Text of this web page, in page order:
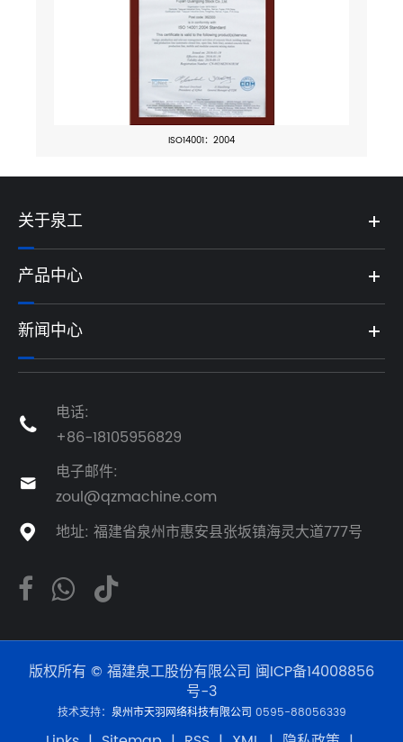
ISO14001：2004
关于泉工
产品中心
新闻中心

电话:
+86-18105956829

电子邮件:
zoul@qzmachine.com
 地址: 福建省泉州市惠安县张坂镇海灵大道777号
版权所有 © 福建泉工股份有限公司 闽ICP备14008856
号-3
技术支持： 泉州市天羽网络科技有限公司 0595-88056339